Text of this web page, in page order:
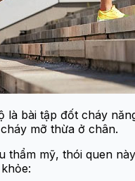
là bài tập đốt cháy
mỡ thừa ở chân.
thẩm mỹ, thói quen